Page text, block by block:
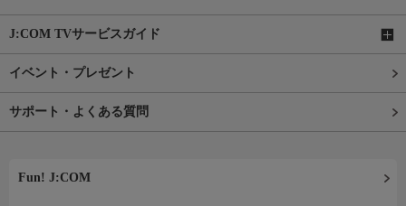
J:COM TVサービスガイド
イベント・プレゼント
サポート・よくある質問
Fun! J:COM